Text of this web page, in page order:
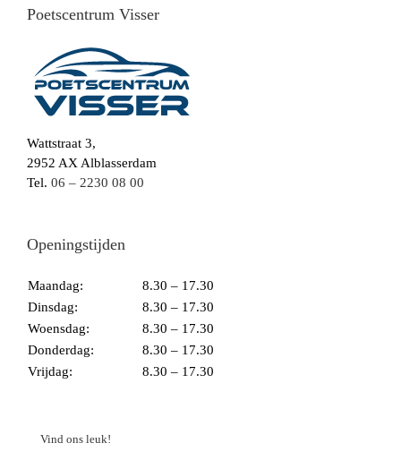
Poetscentrum Visser
Wattstraat 3,
2952 AX Alblasserdam
Tel. 06 – 2230 08 00
Openingstijden
Maandag:
8.30 – 17.30
Dinsdag:
8.30 – 17.30
Woensdag:
8.30 – 17.30
Donderdag:
8.30 – 17.30
Vrijdag:
8.30 – 17.30
Vind ons leuk!